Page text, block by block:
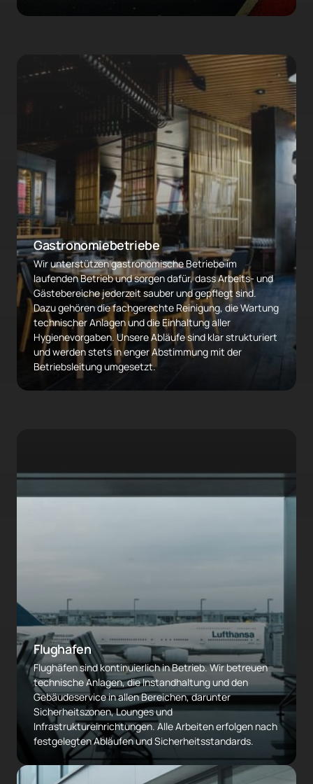
Gastronomiebetriebe
Wir unterstützen gastronomische Betriebe im
laufenden Betrieb und sorgen dafür, dass Arbeits- und
Gästebereiche jederzeit sauber und gepflegt sind.
Dazu gehören die fachgerechte Reinigung, die Wartung
technischer Anlagen und die Einhaltung aller
Hygienevorgaben. Unsere Abläufe sind klar strukturiert
und werden stets in enger Abstimmung mit der
Betriebsleitung umgesetzt.
Flughafen
Flughäfen sind kontinuierlich in Betrieb. Wir betreuen
technische Anlagen, die Instandhaltung und den
Gebäudeservice in allen Bereichen, darunter
Sicherheitszonen, Lounges und
Infrastruktureinrichtungen. Alle Arbeiten erfolgen nach
festgelegten Abläufen und Sicherheitsstandards.